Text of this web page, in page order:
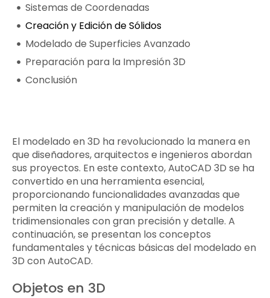
Sistemas de Coordenadas
Creación y Edición de Sólidos
Modelado de Superficies Avanzado
Preparación para la Impresión 3D
Conclusión
El modelado en 3D ha revolucionado la manera en
que diseñadores, arquitectos e ingenieros abordan
sus proyectos. En este contexto, AutoCAD 3D se ha
convertido en una herramienta esencial,
proporcionando funcionalidades avanzadas que
permiten la creación y manipulación de modelos
tridimensionales con gran precisión y detalle. A
continuación, se presentan los conceptos
fundamentales y técnicas básicas del modelado en
3D con AutoCAD.
Objetos en 3D